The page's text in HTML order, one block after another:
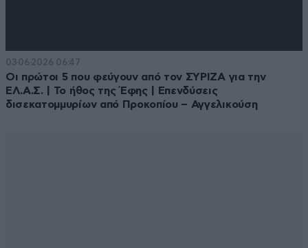
03·06·2026 06:47
Οι πρώτοι 5 που φεύγουν από τον ΣΥΡΙΖΑ για την
ΕΛ.Α.Σ. | Το ήθος της Έφης | Επενδύσεις
δισεκατομμυρίων από Προκοπίου – Αγγελικούση